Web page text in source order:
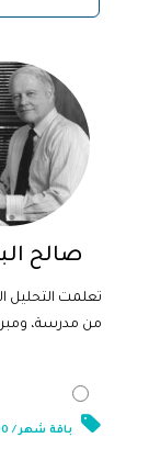
صالح
تعلمت التحليل
من مدرسة،
باقة شهر / 2,100.00 ر.س